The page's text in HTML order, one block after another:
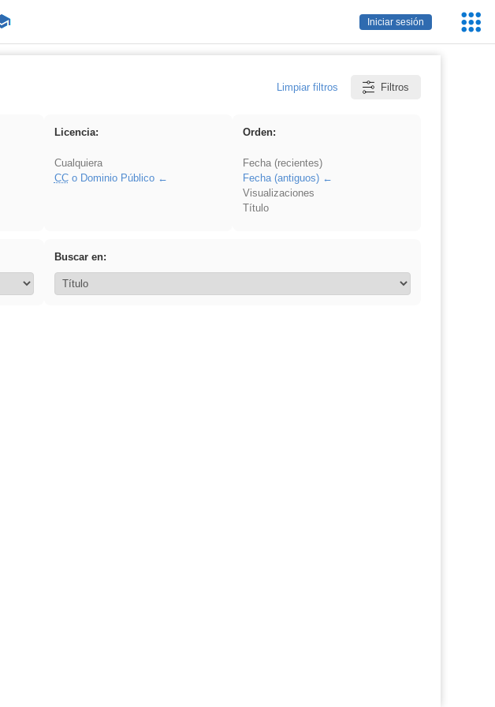
Iniciar sesión
Limpiar filtros Filtros
Licencia:
Cualquiera
CCo Dominio Público
Orden:
Fecha (recientes)
Fecha (antiguos)
Visualizaciones
Título
Buscar en: